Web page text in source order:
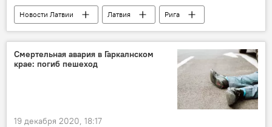
Новости Латвии Латвия
Рига
Валка
Смертельная авария в Гаркалнском
крае: погиб пешеход
19 декабря 2020, 18:17